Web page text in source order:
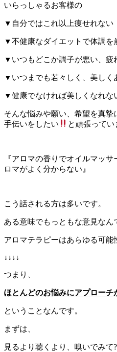
いらっしゃるお客様の
▼自分ではこれ以上痩せれない
▼不健康なダイエットで体調を
▼いつもどこか調子が悪い、疲
▼いつまでも若々しく、美しく
▼健康でなければ美しくなれな
そんな悩みや願い、希望を真
手伝いをしたい
と頑張ってい
『アロマの香りでオイルマッ
ロマがよく分からない』
こう話される方は多いです。
ある意味でもっともな意見なん
アロマテラピーはあらゆる可能
↓↓↓↓
つまり、
ほとんどのお悩みにアプローチ
ということなんです。
まずは、
見るより聴くより、嗅いでみて